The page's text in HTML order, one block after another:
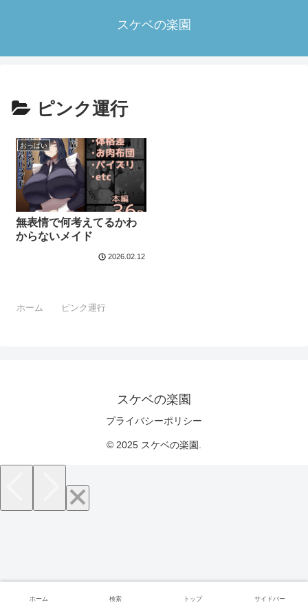
スケベの楽園
ピンク運行
おっぱい
無表情で何考えてるかわ
からないメイド
2026.02.12
ホーム ピンク運行
スケベの楽園
プライバシーポリシー
© 2025 スケベの楽園.
ホーム 検索 トップ サイドバー